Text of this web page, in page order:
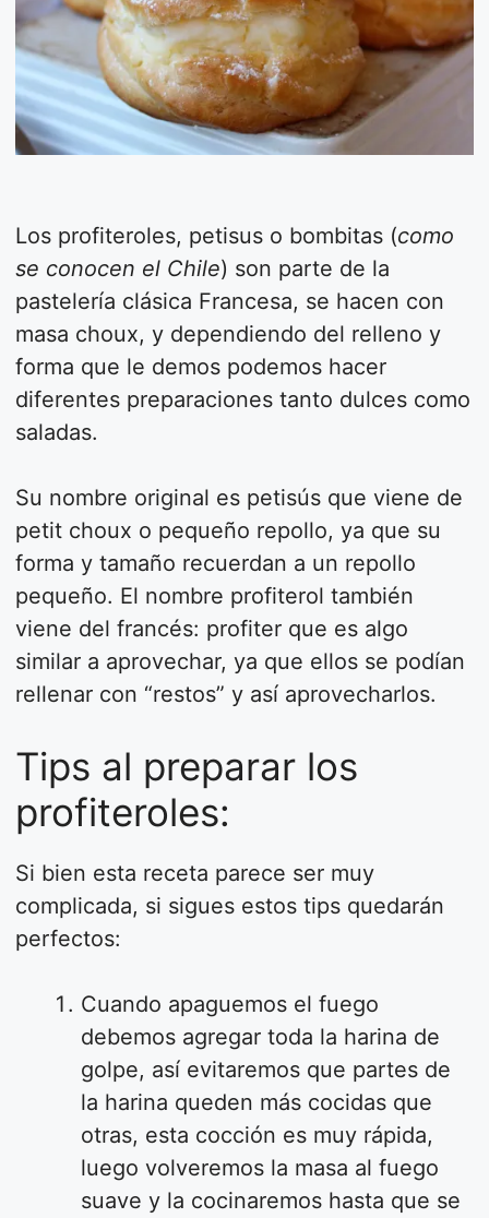
Los profiteroles, petisus o bombitas (como
se conocen el Chile) son parte de la
pastelería clásica Francesa, se hacen con
masa choux, y dependiendo del relleno y
forma que le demos podemos hacer
diferentes preparaciones tanto dulces como
saladas.
Su nombre original es petisús que viene de
petit choux o pequeño repollo, ya que su
forma y tamaño recuerdan a un repollo
pequeño. El nombre profiterol también
viene del francés: profiter que es algo
similar a aprovechar, ya que ellos se podían
rellenar con “restos” y así aprovecharlos.
Tips al preparar los
profiteroles:
Si bien esta receta parece ser muy
complicada, si sigues estos tips quedarán
perfectos:
Cuando apaguemos el fuego
debemos agregar toda la harina de
golpe, así evitaremos que partes de
la harina queden más cocidas que
otras, esta cocción es muy rápida,
luego volveremos la masa al fuego
suave y la cocinaremos hasta que se